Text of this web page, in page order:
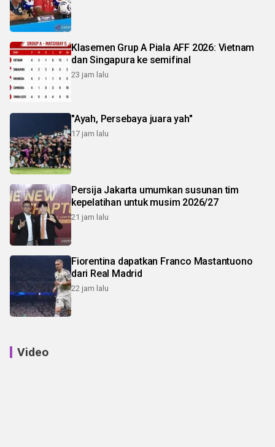
Klasemen Grup A Piala AFF 2026: Vietnam
dan Singapura ke semifinal
23 jam lalu
"Ayah, Persebaya juara yah"
17 jam lalu
Persija Jakarta umumkan susunan tim
kepelatihan untuk musim 2026/27
21 jam lalu
Fiorentina dapatkan Franco Mastantuono
dari Real Madrid
22 jam lalu
Video